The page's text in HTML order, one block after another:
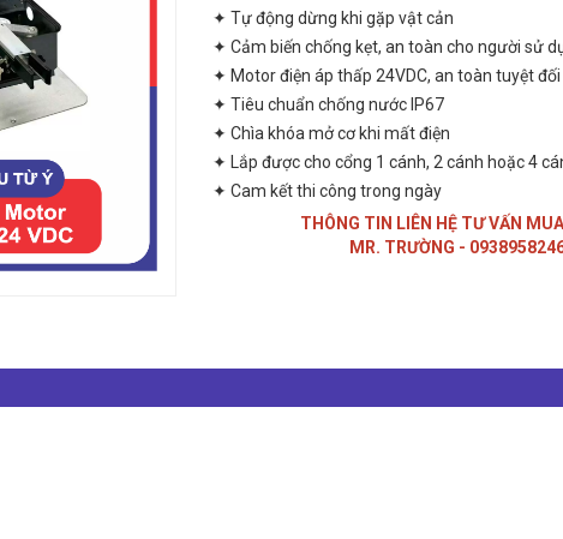
✦ Tự động dừng khi gặp vật cản
✦ Cảm biến chống kẹt, an toàn cho người sử
✦ Motor điện áp thấp 24VDC, an toàn tuyệt đối
✦ Tiêu chuẩn chống nước IP67
✦ Chìa khóa mở cơ khi mất điện
✦ Lắp được cho cổng 1 cánh, 2 cánh hoặc 4
✦ Cam kết thi công trong ngày
THÔNG TIN LIÊN HỆ TƯ VẤN
MR. TRƯỜNG -